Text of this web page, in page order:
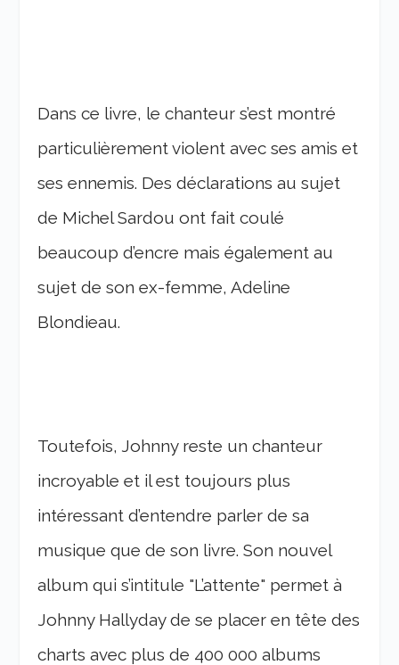
Dans ce livre, le chanteur s’est montré
particulièrement violent avec ses amis et
ses ennemis. Des déclarations au sujet
de Michel Sardou ont fait coulé
beaucoup d’encre mais également au
sujet de son ex-femme, Adeline
Blondieau.
Toutefois, Johnny reste un chanteur
incroyable et il est toujours plus
intéressant d’entendre parler de sa
musique que de son livre. Son nouvel
album qui s’intitule "L’attente" permet à
Johnny Hallyday de se placer en tête des
charts avec plus de 400 000 albums